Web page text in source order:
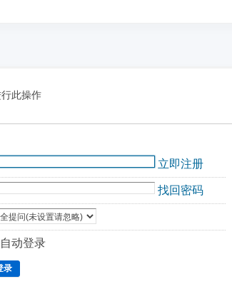
此操作
立即注册
找回密码
自动登录
录